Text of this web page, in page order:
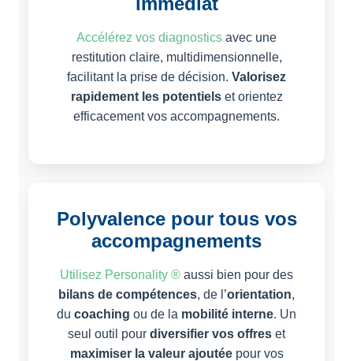
Accélérez vos diagnostics avec une
restitution claire, multidimensionnelle,
facilitant la prise de décision. Valorisez
rapidement les potentielset orientez
efficacement vos accompagnements.
Polyvalence pour tous vos
accompagnements
Utilisez Personality ® aussi bien pour des
bilans de compétences, de l’orientation,
du coaching ou de la mobilité interne. Un
seul outil pour diversifier vos offres et
maximiser la valeur ajoutéepour vos